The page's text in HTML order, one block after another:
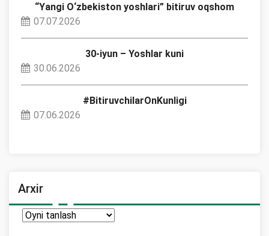
“Yangi O‘zbekiston yoshlari” bitiruv oqshom
07.07.2026
30-iyun – Yoshlar kuni
30.06.2026
#BitiruvchilarOnKunligi
07.06.2026
Arxir
Arxir